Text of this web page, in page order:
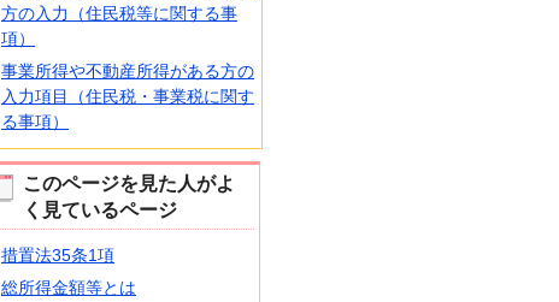
方の入力（住民税等に関する事
項）
事業所得や不動産所得がある方の
入力項目（住民税・事業税に関す
る事項）
このページを見た人がよ
く見ているページ
措置法35条1項
総所得金額等とは